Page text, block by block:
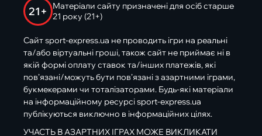
21+
Матеріали сайту призначені для осіб старше
21 року (21+)
Сайт sport-express.ua не проводить ігри на реальні
та/або віртуальні гроші, також сайт не приймає ні в
якій формі оплату ставок та/інших платежів, які
пов’язані/можуть бути пов’язані з азартними іграми,
букмекерами чи тоталізаторами. Будь-які матеріали
на інформаційному ресурсі sport-express.ua
публікуються виключно в інформаційних цілях.
УЧАСТЬ В АЗАРТНИХ ІГРАХ МОЖЕ ВИКЛИКАТИ